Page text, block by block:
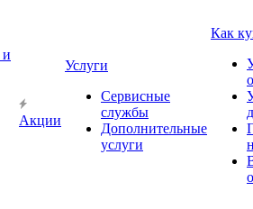
Акции
Услуги
Сервисные
службы
Дополнительные
услуги
Как